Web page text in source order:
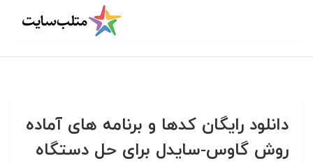
دانلود رایگان کدها و برنامه های آماده
روش گاوس-سایدل برای حل دستگاه